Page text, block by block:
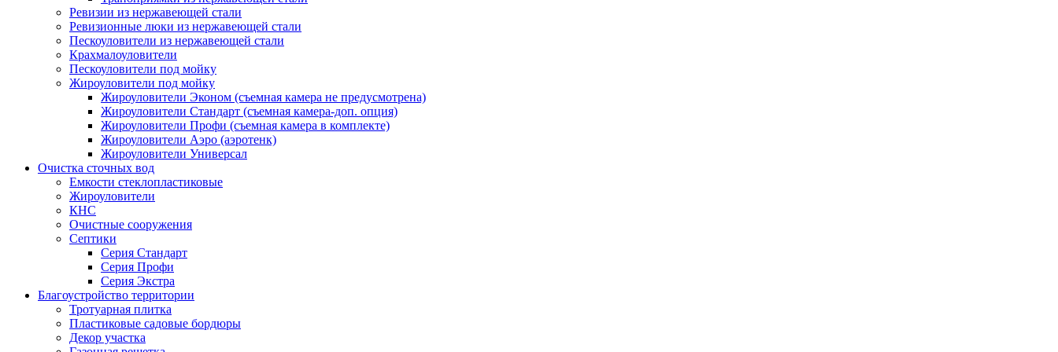
Ревизии из нержавеющей стали
Ревизионные люки из нержавеющей стали
Пескоуловители из нержавеющей стали
Крахмалоуловители
Пескоуловители под мойку
Жироуловители под мойку
Жироуловители Эконом (съемная камера не предусмотрена)
Жироуловители Стандарт (съемная камера-доп. опция)
Жироуловители Профи (съемная камера в комплекте)
Жироуловители Аэро (аэротенк)
Жироуловители Универсал
Очистка сточных вод
Емкости стеклопластиковые
Жироуловители
КНС
Очистные сооружения
Септики
Серия Стандарт
Серия Профи
Серия Экстра
Благоустройство территории
Тротуарная плитка
Пластиковые садовые бордюры
Декор участка